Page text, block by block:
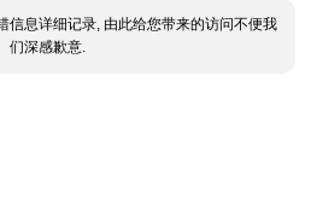
信息详细记录, 由此给您带来的访问不便我
们深感歉意.